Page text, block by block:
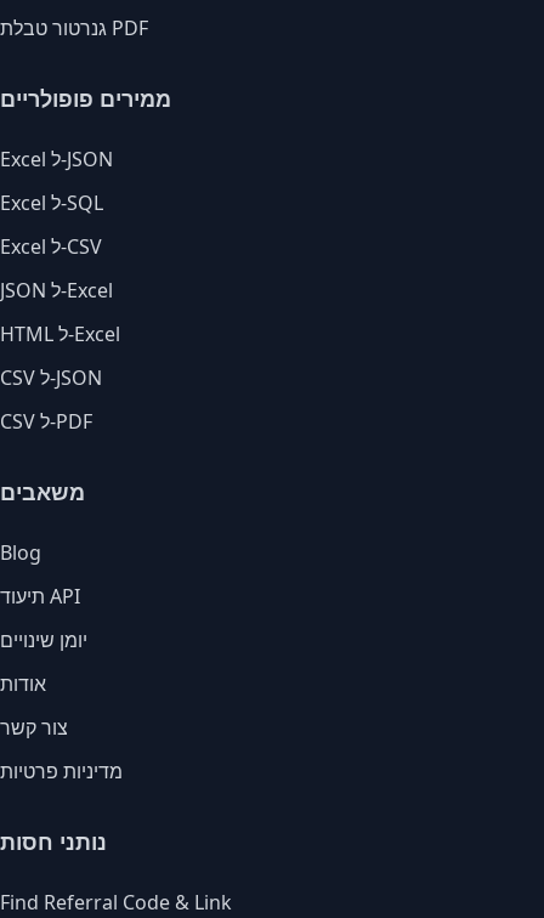
גנרטור טבלת PDF
ממירים פופולריים
Excel ל-JSON
Excel ל-SQL
Excel ל-CSV
JSON ל-Excel
HTML ל-Excel
CSV ל-JSON
CSV ל-PDF
משאבים
Blog
תיעוד API
יומן שינויים
אודות
צור קשר
מדיניות פרטיות
נותני חסות
Find Referral Code & Link